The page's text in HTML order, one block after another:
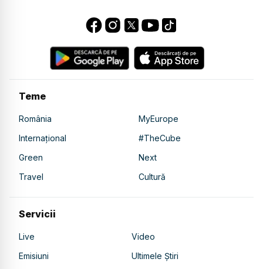
Teme
România
MyEurope
Internațional
#TheCube
Green
Next
Travel
Cultură
Servicii
Live
Video
Emisiuni
Ultimele Știri